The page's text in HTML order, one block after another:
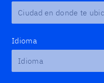
Idioma